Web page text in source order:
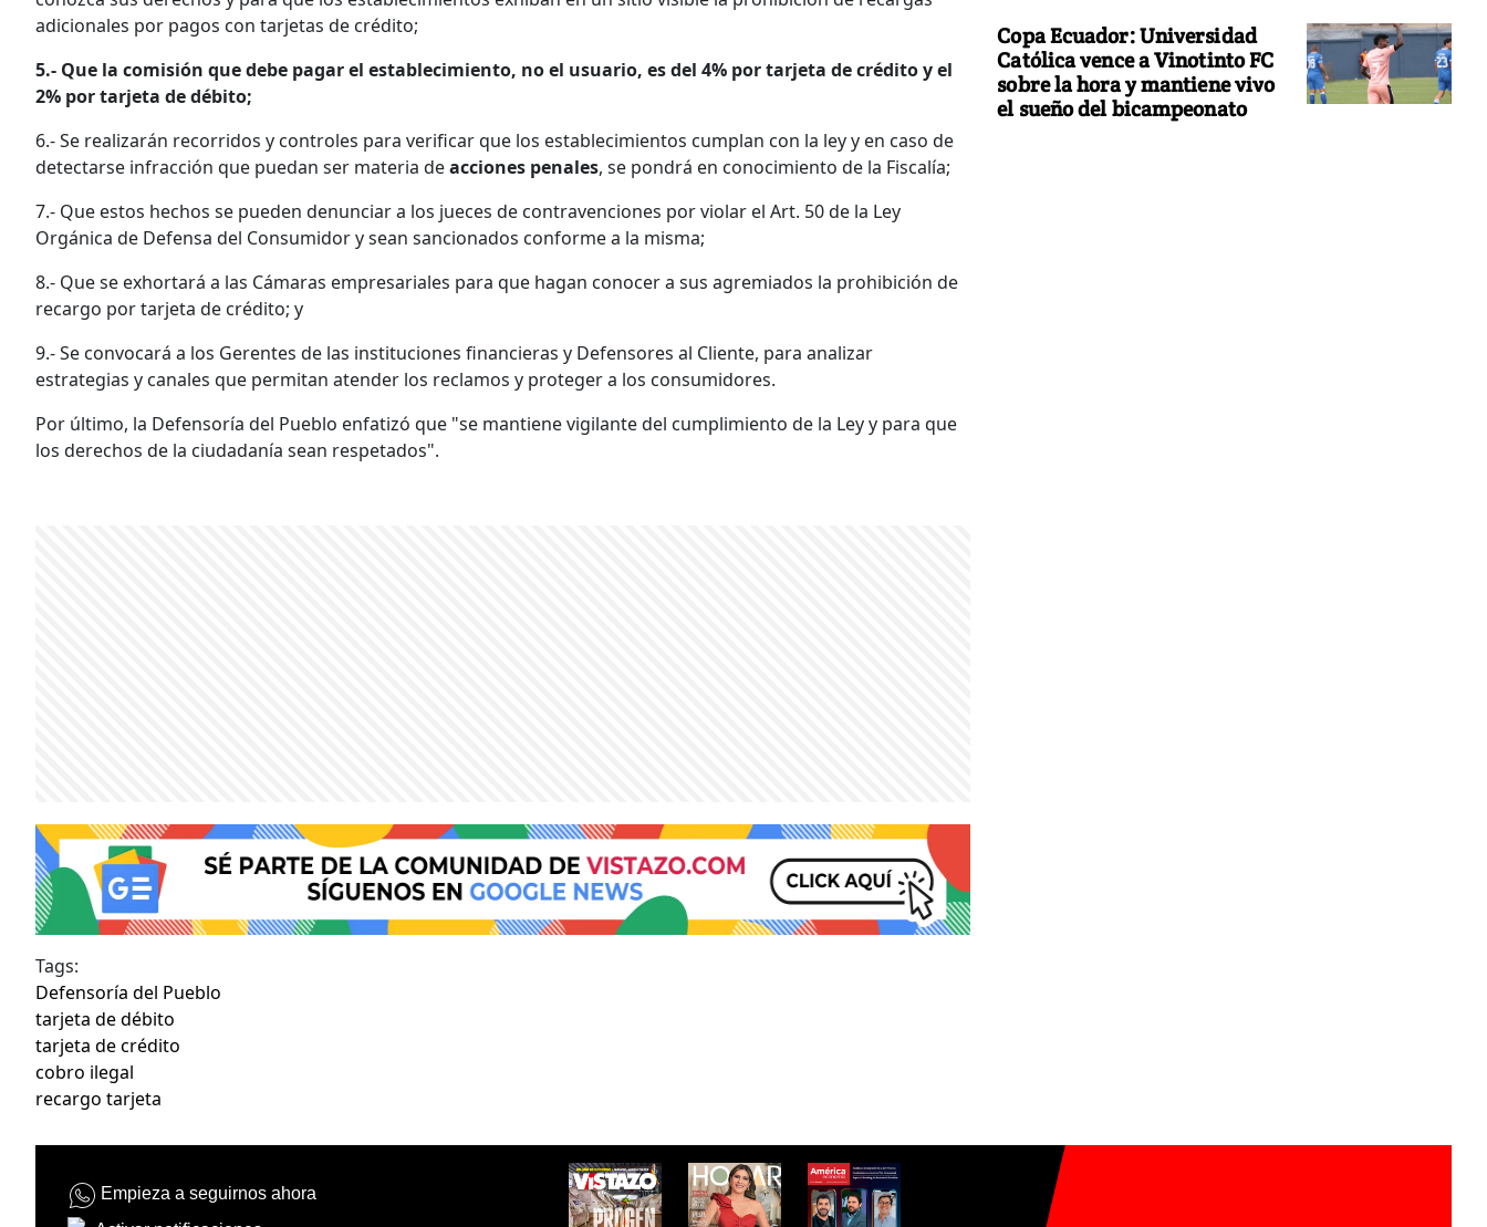
adicionales por pagos con tarjetas de crédito;
5.- Que la comisión que debe pagar el establecimiento, no el usuario, es del 4% por tarjeta de crédito y el
2% por tarjeta de débito;
6.- Se realizarán recorridos y controles para verificar que los establecimientos cumplan con la ley y en caso de
detectarse infracción que puedan ser materia deacciones penales, se pondrá en conocimiento de la Fiscalía;
7.- Que estos hechos se pueden denunciar a los jueces de contravenciones por violar el Art. 50 de la Ley
Orgánica de Defensa del Consumidor y sean sancionados conforme a la misma;
8.- Que se exhortará a las Cámaras empresariales para que hagan conocer a sus agremiados la prohibición de
recargo por tarjeta de crédito; y
9.- Se convocará a los Gerentes de las instituciones financieras y Defensores al Cliente, para analizar
estrategias y canales que permitan atender los reclamos y proteger a los consumidores.
Por último, la Defensoría del Pueblo enfatizó que "se mantiene vigilante del cumplimiento de la Ley y para que
los derechos de la ciudadanía sean respetados".
Tags:
Defensoría del Pueblo
tarjeta de débito
tarjeta de crédito
cobro ilegal
recargo tarjeta
Copa Ecuador: Universidad
Católica vence a Vinotinto FC
sobre la hora y mantiene vivo
el sueño del bicampeonato
Empieza a seguirnos ahora